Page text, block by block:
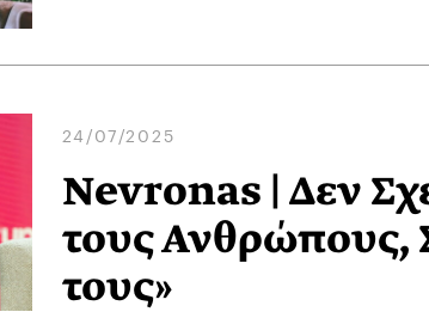
24/07/2025
Νevronas | Δεν
τους Ανθρώπους,
τους»